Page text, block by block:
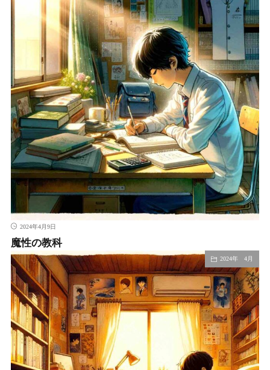
2024年4月9日
魔性の教科
2024年 4月